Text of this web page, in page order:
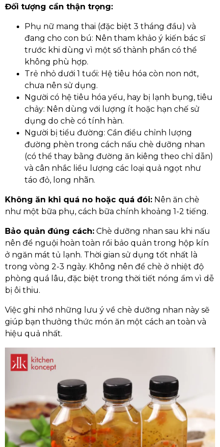
Đối tượng cần thận trọng:
Phụ nữ mang thai (đặc biệt 3 tháng đầu) và
đang cho con bú: Nên tham khảo ý kiến bác sĩ
trước khi dùng vì một số thành phần có thể
không phù hợp.
Trẻ nhỏ dưới 1 tuổi: Hệ tiêu hóa còn non nớt,
chưa nên sử dụng.
Người có hệ tiêu hóa yếu, hay bị lạnh bụng, tiêu
chảy: Nên dùng với lượng ít hoặc hạn chế sử
dụng do chè có tính hàn.
Người bị tiểu đường: Cần điều chỉnh lượng
đường phèn trong cách nấu chè dưỡng nhan
(có thể thay bằng đường ăn kiêng theo chỉ dẫn)
và cân nhắc liều lượng các loại quả ngọt như
táo đỏ, long nhãn.
Không ăn khi quá no hoặc quá đói: Nên ăn chè
như một bữa phụ, cách bữa chính khoảng 1-2 tiếng.
Bảo quản đúng cách: Chè dưỡng nhan sau khi nấu
nên để nguội hoàn toàn rồi bảo quản trong hộp kín
ở ngăn mát tủ lạnh. Thời gian sử dụng tốt nhất là
trong vòng 2-3 ngày. Không nên để chè ở nhiệt độ
phòng quá lâu, đặc biệt trong thời tiết nóng ẩm vì dễ
bị ôi thiu.
Việc ghi nhớ những lưu ý về chè dưỡng nhan này sẽ
giúp bạn thưởng thức món ăn một cách an toàn và
hiệu quả nhất.